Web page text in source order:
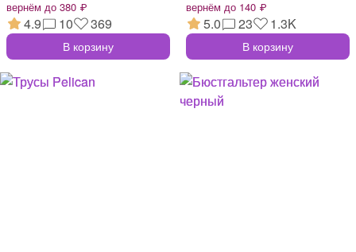
вернём до 380 ₽
4.9 10 369
В корзину
вернём до 140 ₽
5.0 23 1.3K
В корзину